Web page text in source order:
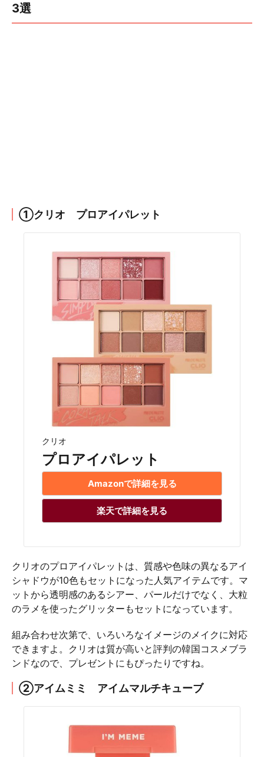
3選
①クリオ プロアイパレット
クリオ
プロアイパレット
Amazonで詳細を見る
楽天で詳細を見る
クリオのプロアイパレットは、質感や色味の異なるアイ
シャドウが10色もセットになった人気アイテムです。マ
ットから透明感のあるシアー、パールだけでなく、大粒
のラメを使ったグリッターもセットになっています。
組み合わせ次第で、いろいろなイメージのメイクに対応
できますよ。クリオは質が高いと評判の韓国コスメブラ
ンドなので、プレゼントにもぴったりですね。
②アイムミミ アイムマルチキューブ